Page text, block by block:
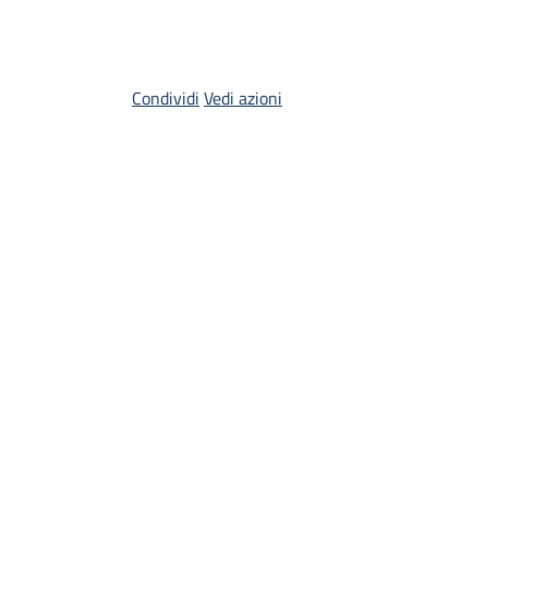
Condividi Vedi azioni